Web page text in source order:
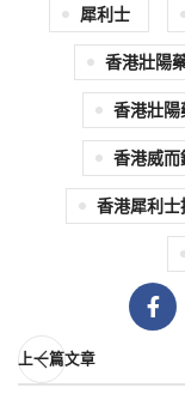
犀利士
香港壯陽
香港壯陽
香港威而
香港犀利士
上一篇文章